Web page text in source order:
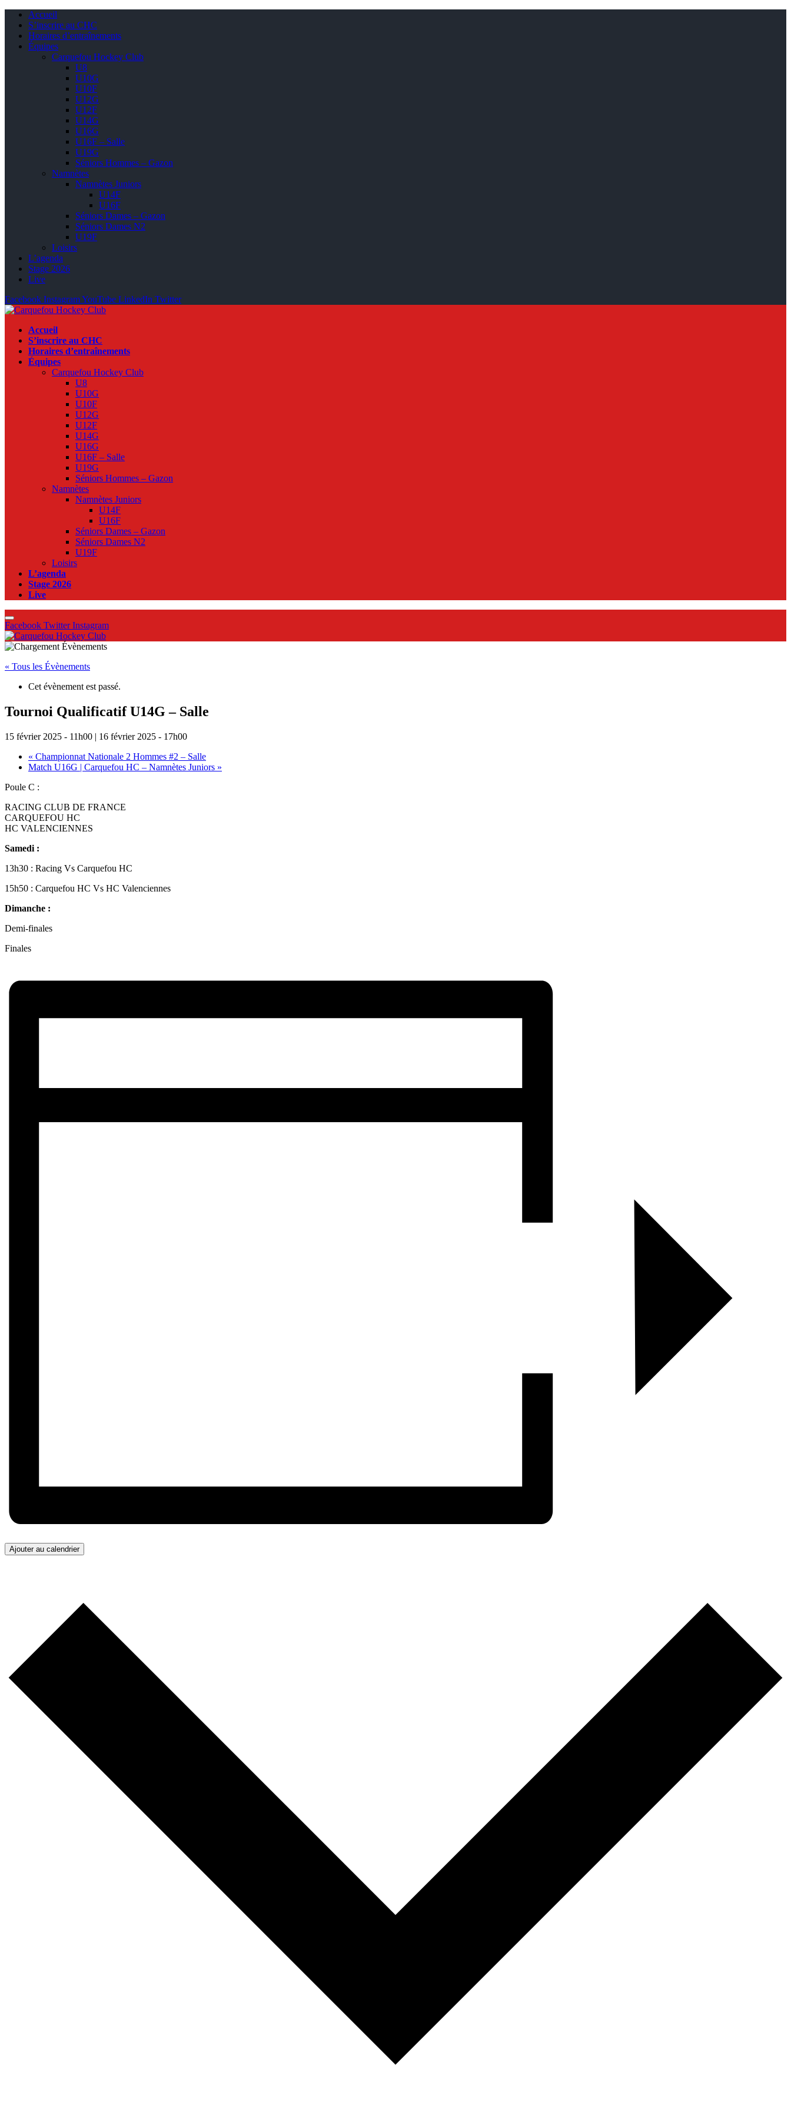
Accueil
S’inscrire au CHC
Horaires d’entraînements
Équipes
Carquefou Hockey Club
U8
U10G
U10F
U12G
U12F
U14G
U16G
U16F – Salle
U19G
Séniors Hommes – Gazon
Namnètes
Namnètes Juniors
U14F
U16F
Séniors Dames – Gazon
Séniors Dames N2
U19F
Loisirs
L’agenda
Stage 2026
Live
Facebook InstagramYouTube LinkedIn Twitter
Accueil
S’inscrire au CHC
Horaires d’entraînements
Équipes
Carquefou Hockey Club
U8
U10G
U10F
U12G
U12F
U14G
U16G
U16F – Salle
U19G
Séniors Hommes – Gazon
Namnètes
Namnètes Juniors
U14F
U16F
Séniors Dames – Gazon
Séniors Dames N2
U19F
Loisirs
L’agenda
Stage 2026
Live
Facebook Twitter Instagram
« Tous les Évènements
Cet évènement est passé.
Tournoi Qualificatif U14G – Salle
15 février 2025 - 11h00 | 16 février 2025 - 17h00
« Championnat Nationale 2 Hommes #2 – Salle
Match U16G | Carquefou HC – Namnètes Juniors »
Poule C :
RACING CLUB DE FRANCE
CARQUEFOU HC
HC VALENCIENNES
Samedi :
13h30 : Racing Vs Carquefou HC
15h50 : Carquefou HC Vs HC Valenciennes
Dimanche :
Demi-finales
Finales
Ajouter au calendrier